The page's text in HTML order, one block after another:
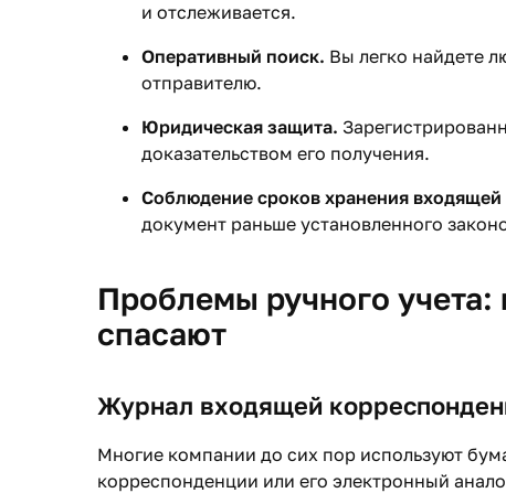
и отслеживается.
Оперативный поиск. Вы легко найдете
отправителю.
Юридическая защита.
доказательством его получения.
Соблюдение сроков хранения
документ раньше установленного
Проблемы ручного
спасают
Журнал входящей
Многие компании до сих пор используют
корреспонденции или его электронный